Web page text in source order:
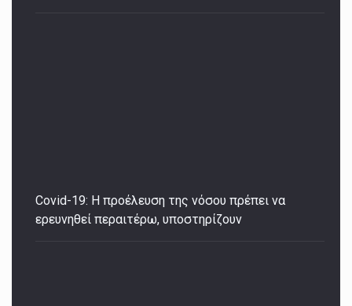
Covid-19: Η προέλευση της νόσου πρέπει να
ερευνηθεί περαιτέρω, υποστηρίζουν